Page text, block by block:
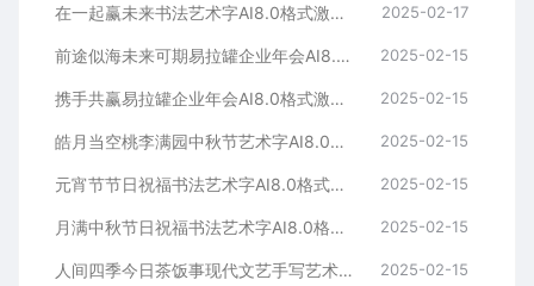
在一起赢未来书法艺术字AI8.0格式激光打标文件通用矢量图 2025-02-17
前途似海未来可期易拉罐企业年会AI8.0格式激光打标文件通用矢量图 2025-02-15
携手共赢易拉罐企业年会AI8.0格式激光打标文件通用矢量图 2025-02-15
皓月当空桃李满园中秋节艺术字AI8.0格式激光打标文件通用矢量图 2025-02-15
元宵节节日祝福书法艺术字AI8.0格式激光打标文件通用矢量图 2025-02-15
月满中秋节日祝福书法艺术字AI8.0格式激光打标文件通用矢量图 2025-02-15
人间四季今日茶饭事现代文艺手写艺术字AI8.0格式激光打标文件通用矢量图 2025-02-15